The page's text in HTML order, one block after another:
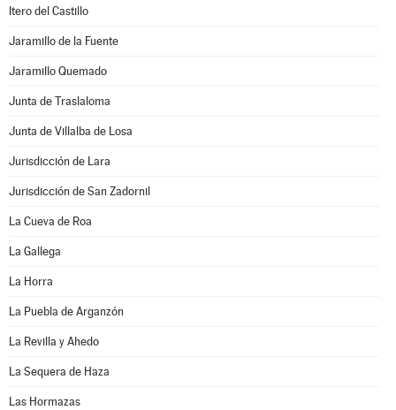
Itero del Castillo
Jaramillo de la Fuente
Jaramillo Quemado
Junta de Traslaloma
Junta de Villalba de Losa
Jurisdicción de Lara
Jurisdicción de San Zadornil
La Cueva de Roa
La Gallega
La Horra
La Puebla de Arganzón
La Revilla y Ahedo
La Sequera de Haza
Las Hormazas